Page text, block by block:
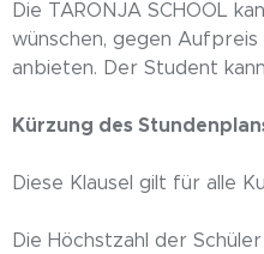
Die TARONJA SCHOOL
wünschen, gegen
anbieten. Der Student
Kürzung des
Diese Klausel gilt für alle
Die Höchstzahl der